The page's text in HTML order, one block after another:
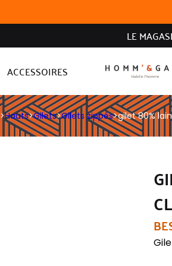
LE
ACCESSOIRES
>Hauts>Gilets>Gilets zippés>gilet 80%